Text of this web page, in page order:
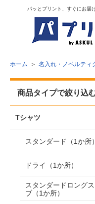
パッとプリント、すぐにお届
ホーム 名入れ・ノベルティ
商品タイプで絞り込
Tシャツ
スタンダード（1か所）
ドライ（1か所）
スタンダードロング
ブ（1か所）